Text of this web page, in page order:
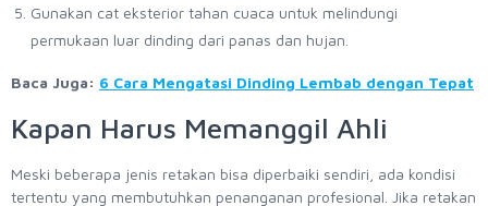
Gunakan cat eksterior tahan cuaca untuk melindungi
permukaan luar dinding dari panas dan hujan.
Baca Juga: 6 Cara Mengatasi Dinding Lembab dengan Tepat
Kapan Harus Memanggil Ahli
Meski beberapa jenis retakan bisa diperbaiki sendiri, ada kondisi
tertentu yang membutuhkan penanganan profesional. Jika retakan